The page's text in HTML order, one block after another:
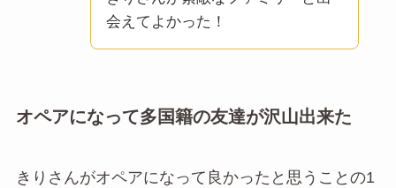
会えてよかった！
オペアになって多国籍の友達が沢山出来た
きりさんがオペアになって良かったと思うことの1